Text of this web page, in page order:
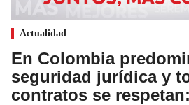
Actualidad
En Colombia
seguridad jurídica y
contratos se